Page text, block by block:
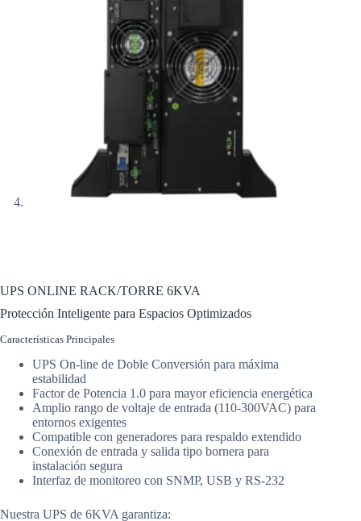
UPS ONLINE RACK/TORRE 6KVA
Protección Inteligente para Espacios Optimizados
Características Principales
UPS On-line de Doble Conversión para máxima
estabilidad
Factor de Potencia 1.0 para mayor eficiencia energética
Amplio rango de voltaje de entrada (110-300VAC) para
entornos exigentes
Compatible con generadores para respaldo extendido
Conexión de entrada y salida tipo bornera para
instalación segura
Interfaz de monitoreo con SNMP, USB y RS-232
Nuestra UPS de 6KVA garantiza: